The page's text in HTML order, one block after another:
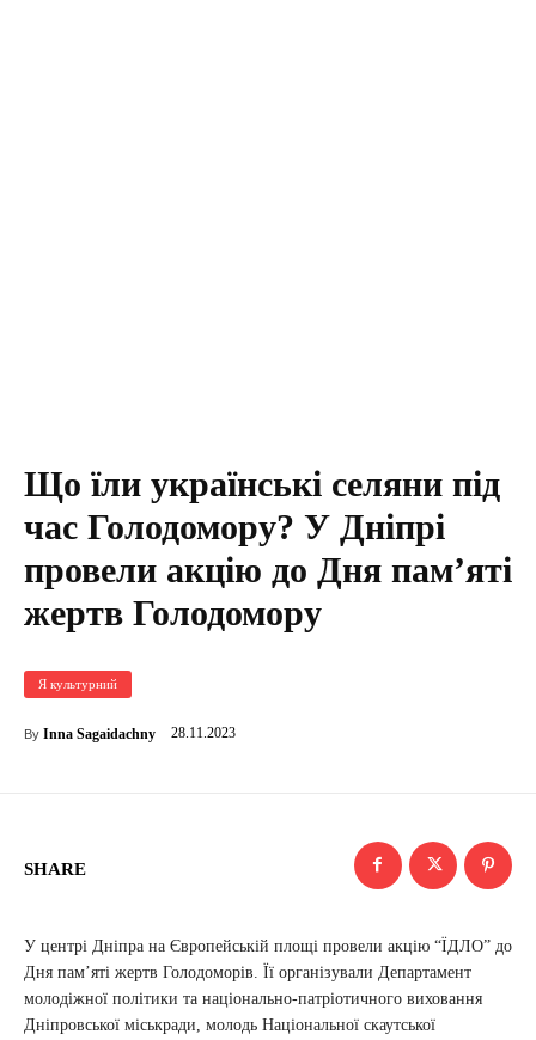
Що їли українські селяни під
час Голодомору? У Дніпрі
провели акцію до Дня пам’яті
жертв Голодомору
Я культурний
By Inna Sagaidachny 28.11.2023
SHARE
У центрі Дніпра на Європейській площі провели акцію “ЇДЛО” до
Дня пам’яті жертв Голодоморів. Її організували Департамент
молодіжної політики та національно-патріотичного виховання
Дніпровської міськради, молодь Національної скаутської